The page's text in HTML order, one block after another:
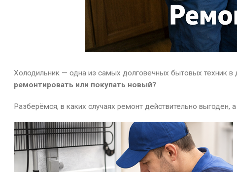
Холодильник — одна из самых долговечных бытовых техник
ремонтировать или покупать новый?
Разберёмся, в каких случаях ремонт действительно